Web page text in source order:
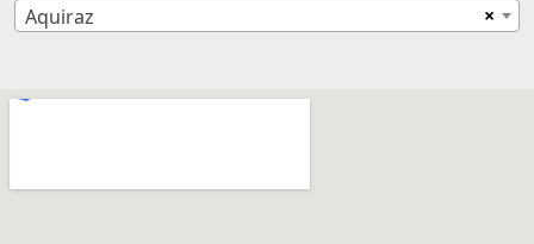
×
Aquiraz